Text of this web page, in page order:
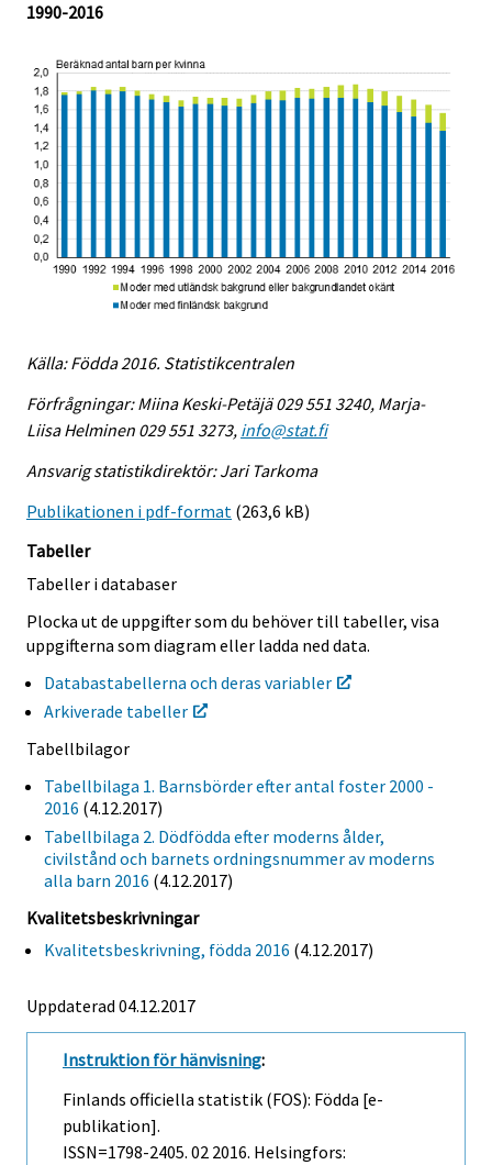
1990-2016
Källa: Födda 2016. Statistikcentralen
Förfrågningar: Miina Keski-Petäjä 029 551 3240, Marja-
Liisa Helminen 029 551 3273, info@stat.fi
Ansvarig statistikdirektör: Jari Tarkoma
Publikationen i pdf-format (263,6 kB)
Tabeller
Tabeller i databaser
Plocka ut de uppgifter som du behöver till tabeller, visa
uppgifterna som diagram eller ladda ned data.
Databastabellerna och deras variabler
Arkiverade tabeller
Tabellbilagor
Tabellbilaga 1. Barnsbörder efter antal foster 2000 -
2016 (4.12.2017)
Tabellbilaga 2. Dödfödda efter moderns ålder,
civilstånd och barnets ordningsnummer av moderns
alla barn 2016 (4.12.2017)
Kvalitetsbeskrivningar
Kvalitetsbeskrivning, födda 2016 (4.12.2017)
Uppdaterad 04.12.2017
Instruktion för hänvisning:
Finlands officiella statistik (FOS): Födda [e-
publikation].
ISSN=1798-2405. 02 2016. Helsingfors: